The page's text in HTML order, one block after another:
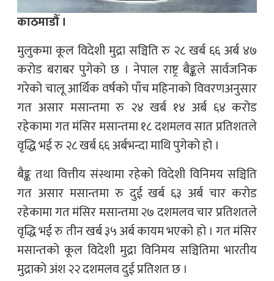
काठमाडौँ ।
मुलुकमा कूल विदेशी मुद्रा सञ्चिति रु २८ खर्ब ६६ अर्ब ४७
करोड बराबर पुगेको छ । नेपाल राष्ट्र बैङ्कले सार्वजनिक
गरेको चालू आर्थिक वर्षको पाँच महिनाको विवरणअनुसार
गत असार मसान्तमा रु २४ खर्ब १४ अर्ब ६४ करोड
रहेकामा गत मंसिर मसान्तमा १८ दशमलव सात प्रतिशतले
वृद्धि भई रु २८ खर्ब ६६ अर्बभन्दा माथि पुगेको हो ।
बैङ्क तथा वित्तीय संस्थामा रहेको विदेशी विनिमय सञ्चिति
गत असार मसान्तमा रु दुई खर्ब ६३ अर्ब चार करोड
रहेकामा गत मंसिर मसान्तमा २७ दशमलव चार प्रतिशतले
वृद्धि भई रु तीन खर्ब ३५ अर्ब कायम भएको हो । गत मंसिर
मसान्तको कूल विदेशी मुद्रा विनिमय सञ्चितिमा भारतीय
मुद्राको अंश २२ दशमलव दुई प्रतिशत छ ।